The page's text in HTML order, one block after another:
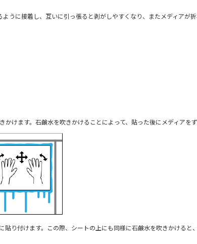
うに接着し、互いに引っ張ると剥がしやすくなり、またメディアが
けます。石鹸水を吹きかけることによって、貼った後にメディアを
り付けます。この際、シートの上にも同様に石鹸水を吹きかける